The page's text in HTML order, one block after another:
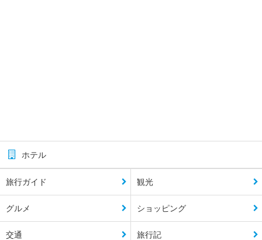
ホテル
旅行ガイド 観光
グルメ ショッピング
交通 旅行記